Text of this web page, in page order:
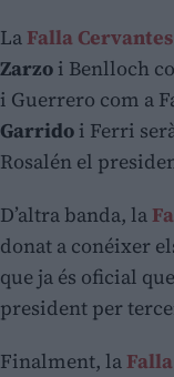
La Falla Cervantes
Zarzo i Benlloch
i Guerrero com a
Garrido i Ferri
Rosalén el
D’altra banda, la
donat a conéixer
que ja és oficial que
president per
Finalment, la